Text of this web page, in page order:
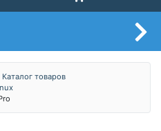
Каталог товаров